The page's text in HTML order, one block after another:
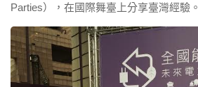
Parties），在國際舞臺上分享臺灣經驗。